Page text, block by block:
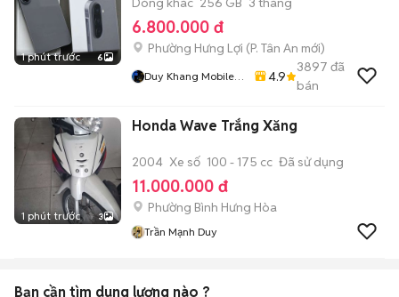
1 phút trước 6
6.800.000 đ
Phường Hưng Lợi (P. Tân An mới)
Duy Khang Mobile
4.9
3897 đã
bán
1 phút trước 3
Honda Wave Trắng Xăng
2004 Xe số 100 - 175 cc Đã sử dụng
11.000.000 đ
Phường Bình Hưng Hòa
Trần Mạnh Duy
Bạn cần tìm dung lượng nào ?